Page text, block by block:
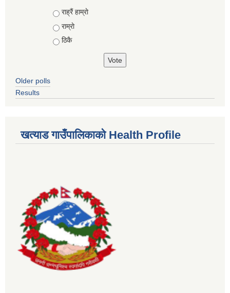
Choices
राह्रैं हाम्राे
राम्राे
ठिकै
Older polls
Results
खत्याड गाउँपालिकाकाे Health Profile